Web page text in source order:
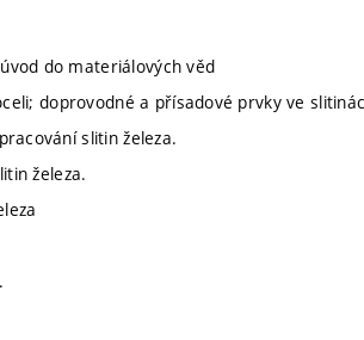
do materiálových věd
doprovodné a přísadové prvky ve
slitin železa.
železa.